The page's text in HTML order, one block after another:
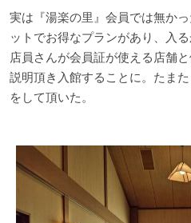
実は『湯楽の里』会員では無か
ットでお得なプランがあり、入
店員さんが会員証が使える店舗
説明頂き入館することに。たま
をして頂いた。